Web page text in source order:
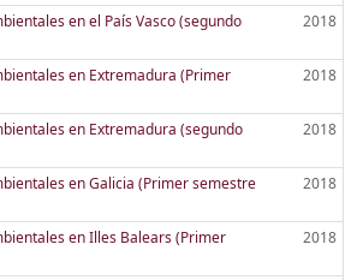
en el País Vasco (segundo
2018
en Extremadura (Primer
2018
en Extremadura (segundo
2018
en Galicia (Primer semestre
2018
en Illes Balears (Primer
2018